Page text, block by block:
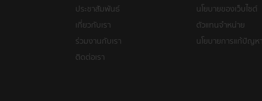
ประชาสัมพันธ์
เกี่ยวกับเรา
ร่วมงานกับเรา
ติดต่อเรา
นโยบายของเว็บไซต์
ตัวแทนจำหน่าย
นโยบายการแก้ปัญหา